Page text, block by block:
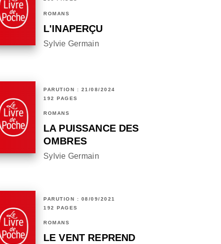
ROMANS
L'INAPERÇU
Sylvie Germain
PARUTION : 21/08/2024
192 PAGES
ROMANS
LA PUISSANCE DES
OMBRES
Sylvie Germain
PARUTION : 08/09/2021
192 PAGES
ROMANS
LE VENT REPREND